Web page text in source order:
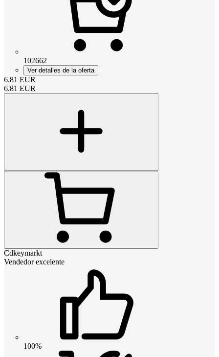
102662
Ver detalles de la oferta
6.81 EUR
6.81 EUR
Cdkeymarkt
Vendedor excelente
100%